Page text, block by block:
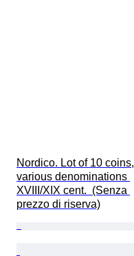
Nordico. Lot of 10 coins,
various denominations
XVIII/XIX cent.  (Senza
prezzo di riserva)